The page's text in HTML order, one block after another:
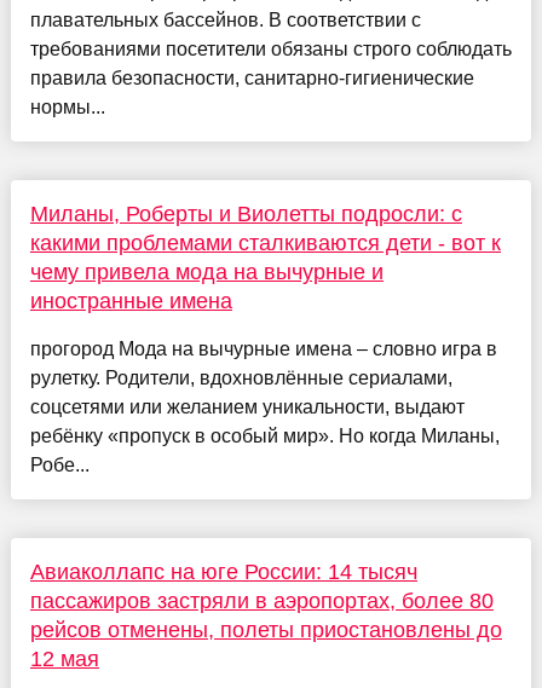
плавательных бассейнов. В соответствии с
требованиями посетители обязаны строго соблюдать
правила безопасности, санитарно-гигиенические
нормы...
Миланы, Роберты и Виолетты подросли: с
какими проблемами сталкиваются дети - вот к
чему привела мода на вычурные и
иностранные имена
прогород Мода на вычурные имена – словно игра в
рулетку. Родители, вдохновлённые сериалами,
соцсетями или желанием уникальности, выдают
ребёнку «пропуск в особый мир». Но когда Миланы,
Робе...
Авиаколлапс на юге России: 14 тысяч
пассажиров застряли в аэропортах, более 80
рейсов отменены, полеты приостановлены до
12 мая